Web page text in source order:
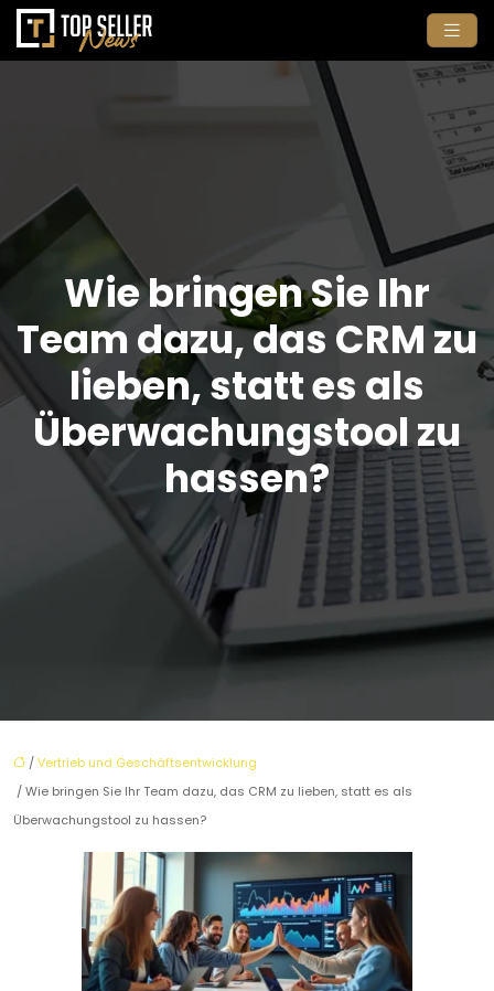
Wie bringen Sie Ihr
Team dazu, das CRM zu
lieben, statt es als
Überwachungstool zu
hassen?
/Vertrieb und Geschäftsentwicklung
/ Wie bringen Sie Ihr Team dazu, das CRM zu lieben, statt es als
Überwachungstool zu hassen?